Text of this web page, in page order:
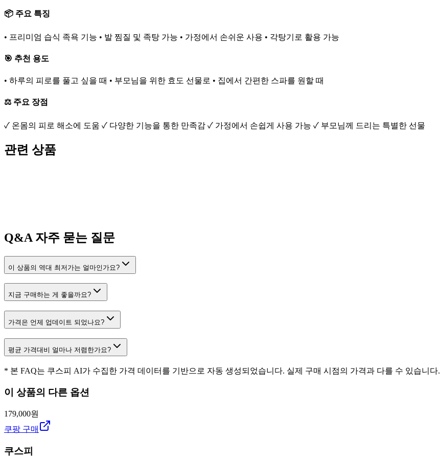
📦 주요 특징
• 프리미엄 습식 족욕 기능 • 발 찜질 및 족탕 가능 • 가정에서 손쉬운 사용 • 각탕기로 활용 가능
🎯 추천 용도
• 하루의 피로를 풀고 싶을 때 • 부모님을 위한 효도 선물로 • 집에서 간편한 스파를 원할 때
⚖️ 주요 장점
✓ 온몸의 피로 해소에 도움 ✓ 다양한 기능을 통한 만족감 ✓ 가정에서 손쉽게 사용 가능 ✓ 부모님께 드리는 특별한 선물
관련 상품
Q&A 자주 묻는 질문
이 상품의 역대 최저가는 얼마인가요?
지금 구매하는 게 좋을까요?
가격은 언제 업데이트 되었나요?
평균 가격대비 얼마나 저렴한가요?
* 본 FAQ는 쿠스피 AI가 수집한 가격 데이터를 기반으로 자동 생성되었습니다. 실제 구매 시점의 가격과 다를 수 있습니다.
이 상품의 다른 옵션
179,000원
쿠팡 구매
쿠스피